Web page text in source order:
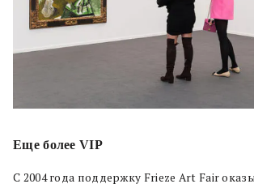
Еще более VIP
С 2004 года поддержку Frieze Art Fair